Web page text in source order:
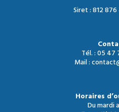
Siret : 812
Tél. : 05 47
Mail :
Horaires
Du mardi